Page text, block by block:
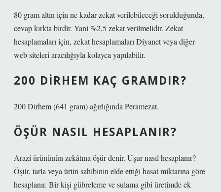
80 gram altın için ne kadar zekat verilebileceği sorulduğunda,
cevap kırkta birdir. Yani %2,5 zekat verilmelidir. Zekat
hesaplamaları için, zekat hesaplamaları Diyanet veya diğer
web siteleri aracılığıyla kolayca yapılabilir.
200 DIRHEM KAÇ GRAMDIR?
200 Dirhem (641 gram) ağırlığında Peramezat.
ÖŞÜR NASIL HESAPLANIR?
Arazi ürününün zekâtına öşür denir. Uşur nasıl hesaplanır?
Öşür, tarla veya ürün sahibinin elde ettiği hasat miktarına göre
hesaplanır. Bir kişi gübreleme ve sulama gibi üretimde ek